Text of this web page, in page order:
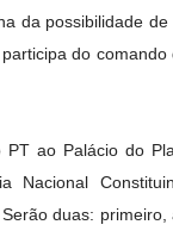
da possibilidade
do
PT ao Palácio do
Nacional
duas: